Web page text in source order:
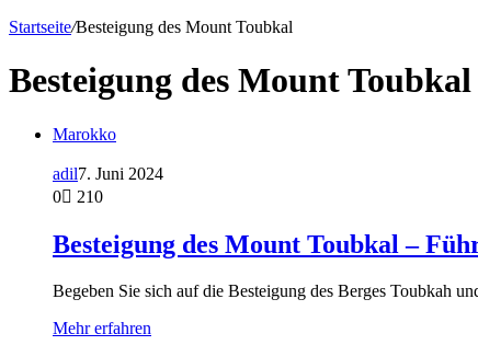
Startseite/Besteigung des Mount Toubkal
Besteigung des Mount Toubkal
Marokko
adil7. Juni 2024
0
210
Besteigung des Mount Toubkal –
Begeben Sie sich auf die Besteigung des Berges Toubkah
Mehr erfahren